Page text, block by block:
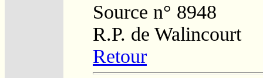
Source n° 8948
R.P. de Walincourt
Retour